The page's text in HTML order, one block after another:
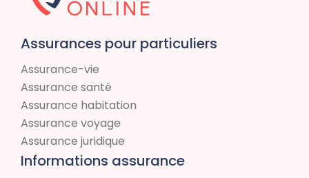
Assurances pour particuliers
Assurance-vie
Assurance santé
Assurance habitation
Assurance voyage
Assurance juridique
Informations assurance